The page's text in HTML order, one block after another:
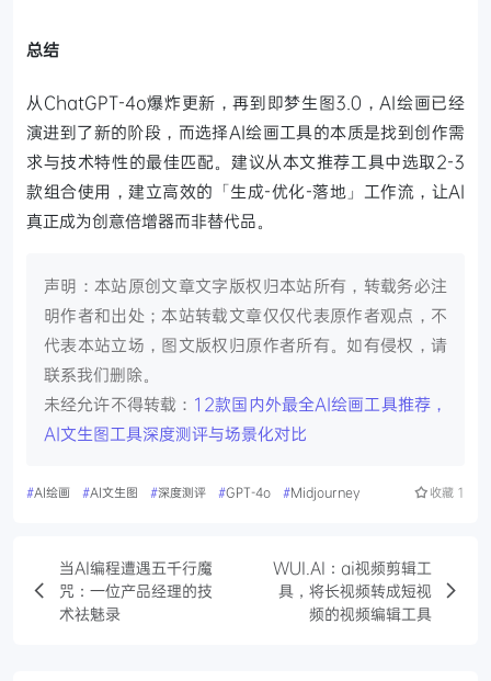
总结
从ChatGPT-4o爆炸更新，再到即梦生图3.0，AI绘画已经
演进到了新的阶段，而选择AI绘画工具的本质是找到创作需
求与技术特性的最佳匹配。建议从本文推荐工具中选取2-3
款组合使用，建立高效的「生成-优化-落地」工作流，让AI
真正成为创意倍增器而非替代品。
声明：本站原创文章文字版权归本站所有，转载务必注
明作者和出处；本站转载文章仅仅代表原作者观点，不
代表本站立场，图文版权归原作者所有。如有侵权，请
联系我们删除。
未经允许不得转载： 12款国内外最全AI绘画工具推荐，
AI文生图工具深度测评与场景化对比
#AI绘画 #AI文生图 #深度测评 #GPT-4o #Midjourney 收藏 1
当AI编程遭遇五千行魔
咒：一位产品经理的技
术祛魅录
WUI.AI：ai视频剪辑工
具，将长视频转成短视
频的视频编辑工具